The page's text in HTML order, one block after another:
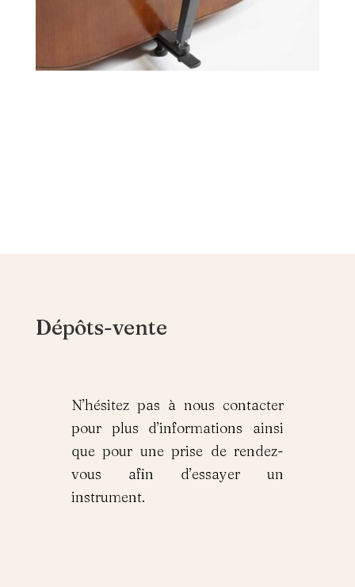
Dépôts-vente
N’hésitez pas à nous contacter
pour plus d’informations ainsi
que pour une prise de rendez-
vous afin d’essayer un
instrument.